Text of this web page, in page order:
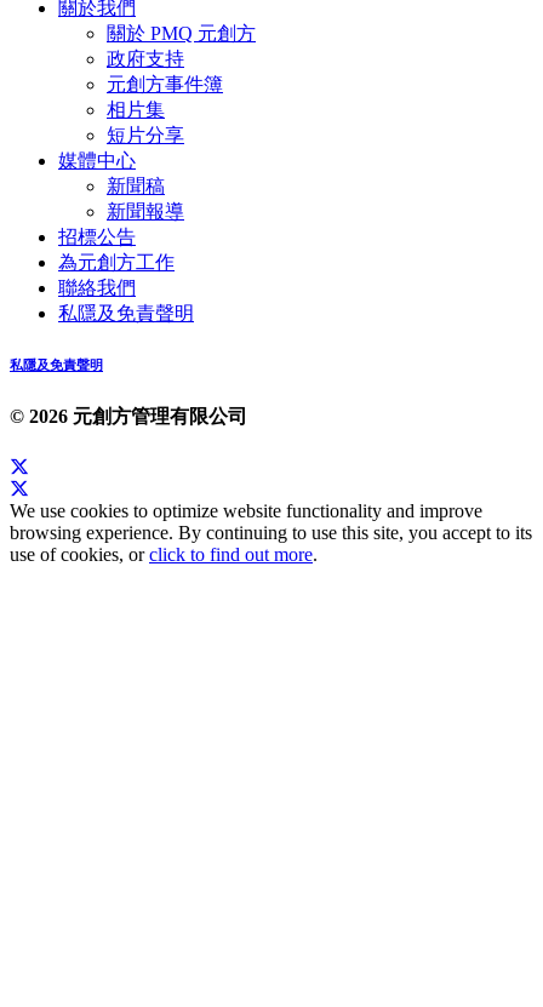
關於我們
關於 PMQ 元創方
政府支持
元創方事件簿
相片集
短片分享
媒體中心
新聞稿
新聞報導
招標公告
為元創方工作
聯絡我們
私隱及免責聲明
私隱及免責聲明
© 2026 元創方管理有限公司
We use cookies to optimize website functionality and improve
browsing experience. By continuing to use this site, you accept to its
use of cookies, orclick to find out more.